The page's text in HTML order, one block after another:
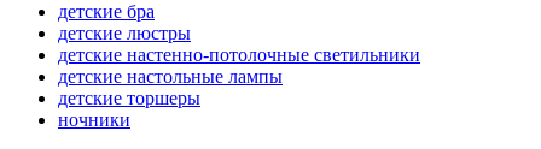
детские бра
детские люстры
детские настенно-потолочные светильники
детские настольные лампы
детские торшеры
ночники